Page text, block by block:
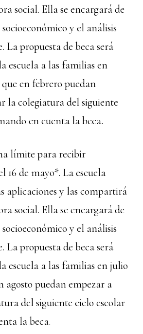
social. Ella se encargará de
y el análisis
La propuesta de beca será
escuela a las familias en
en febrero puedan
la colegiatura del siguiente
en cuenta la beca.
límite para recibir
16 de mayo*. La escuela
aplicaciones y las compartirá
social. Ella se encargará de
y el análisis
La propuesta de beca será
escuela a las familias en julio
agosto puedan empezar a
del siguiente ciclo escolar
la beca.